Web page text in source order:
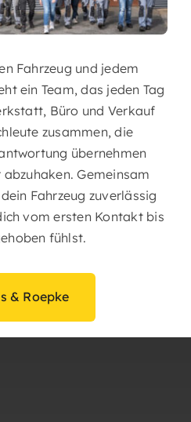
Fahrzeug und jedem
ein Team, das jeden Tag
Büro und Verkauf
zusammen, die
übernehmen
Gemeinsam
Fahrzeug zuverlässig
vom ersten Kontakt bis
fühlst.
& Roepke